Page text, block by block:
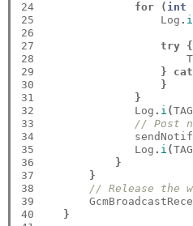
24
25
26
27
28
29
30
31
32
33
34
35
36
37
38
39
40
for
( int
                   Log
. i
try
{
}
}
}
               Log
. i (TAG
// Post
               Log
. i (TAG
}
}
// Release the
}